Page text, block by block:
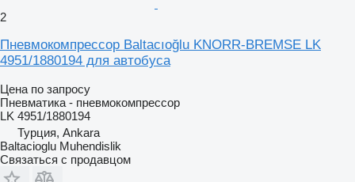
2
Пневмокомпрессор Baltacıoğlu KNORR-BREMSE LK
4951/1880194 для автобуса
Цена по запросу
Пневматика - пневмокомпрессор
LK 4951/1880194
Турция, Ankara
Baltacioglu Muhendislik
Связаться с продавцом